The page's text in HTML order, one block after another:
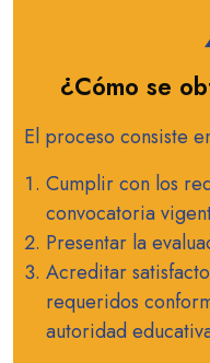
¿Cómo se
El proceso consiste
Cumplir con los
convocatoria
Presentar la
Acreditar
requeridos
autoridad